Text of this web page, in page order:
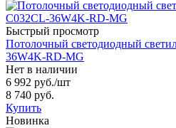
Быстрый просмотр
Потолочный светодиодный
36W4K-RD-MG
Нет в наличии
6 992 руб./шт
8 740 руб.
Купить
Новинка